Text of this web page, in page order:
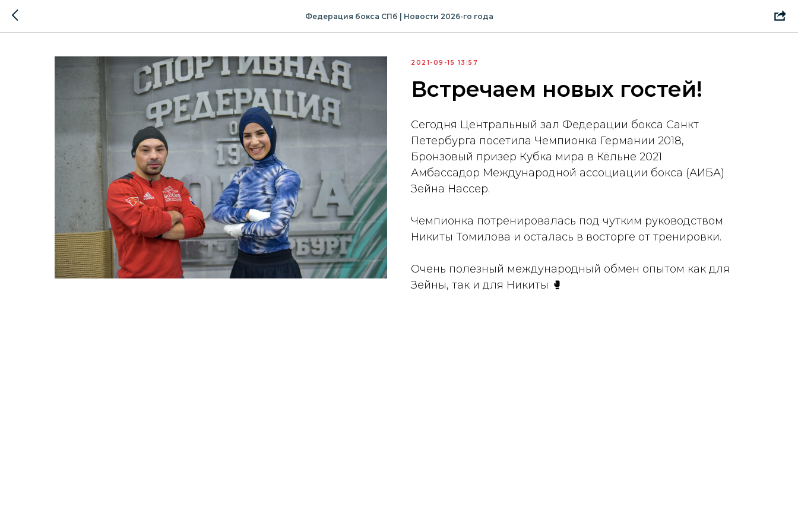
Федерация бокса СПб | Новости 2026-го года
2021-09-15 13:57
Встречаем новых гостей!
Сегодня Центральный зал Федерации бокса Санкт
Петербурга посетила Чемпионка Германии 2018,
Бронзовый призер Кубка мира в Кёльне 2021
Амбассадор Международной ассоциации бокса (АИБА)
Зейна Нассер.
Чемпионка потренировалась под чутким руководством
Никиты Томилова и осталась в восторге от тренировки.
Очень полезный международный обмен опытом как для
Зейны, так и для Никиты 🥊